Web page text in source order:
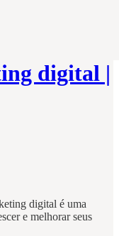
digital |
digital é uma
e melhorar seus